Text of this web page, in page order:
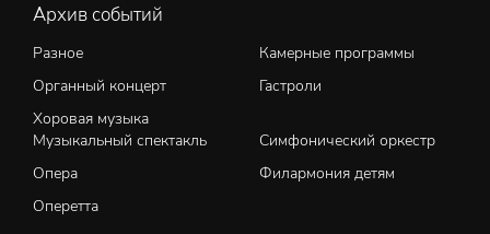
Архив событий
Разное
Камерные программы
Органный концерт
Гастроли
Хоровая музыка
Музыкальный спектакль
Симфонический оркестр
Опера
Филармония детям
Оперетта